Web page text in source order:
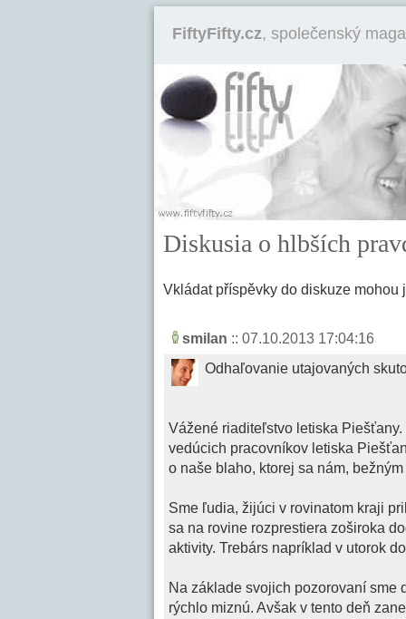
FiftyFifty.cz, společenský
Diskusia o hlbších
Vkládat příspěvky do diskuze mohou
smilan :: 07.10.2013 17:04:16
Odhaľovanie utajovaných
Vážené riaditeľstvo letiska
vedúcich pracovníkov letiska
o naše blaho, ktorej sa nám,
Sme ľudia, žijúci v rovinatom kraji
sa na rovine rozprestiera zoširoka
aktivity. Trebárs napríklad v utorok
Na základe svojich pozorovaní sme
rýchlo miznú. Avšak v tento deň